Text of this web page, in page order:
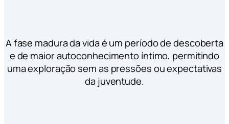
A fase madura da vida é um período de descoberta
e de maior autoconhecimento íntimo, permitindo
uma exploração sem as pressões ou expectativas
da juventude.